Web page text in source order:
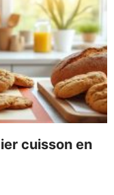
cuisson en